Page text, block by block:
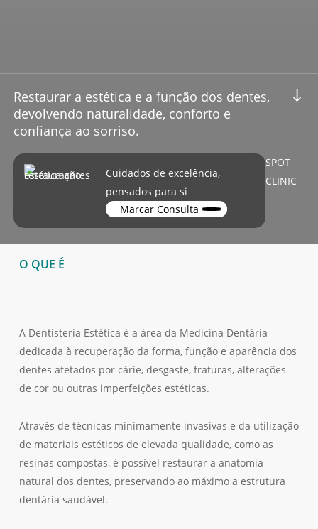
Cuidados de excelência,
pensados para si
Marcar Consulta
SPOT
CLINIC
Restaurar a estética e a função dos dentes,
devolvendo naturalidade, conforto e
confiança ao sorriso.
Navigate to the next
O QUE É
A Dentisteria Estética é a área da Medicina Dentária
dedicada à recuperação da forma, função e aparência dos
dentes afetados por cárie, desgaste, fraturas, alterações
de cor ou outras imperfeições estéticas.
Através de técnicas minimamente invasivas e da utilização
de materiais estéticos de elevada qualidade, como as
resinas compostas, é possível restaurar a anatomia
natural dos dentes, preservando ao máximo a estrutura
dentária saudável.